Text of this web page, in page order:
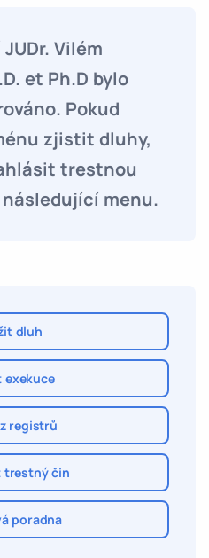
Vilém
et Ph.D bylo
Pokud
zjistit dluhy,
trestnou
menu.
dluh
registrů
trestný čin
poradna